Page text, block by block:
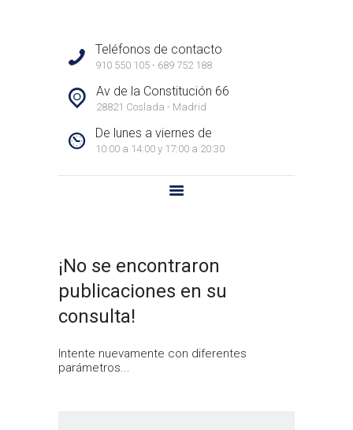
Teléfonos de contacto
910 550 105 - 689 752 188
Av de la Constitución 66
28821 Coslada - Madrid
De lunes a viernes de
10:00 a 14:00 y 17:00 a 20:30
HABICASA INMOBILIARIA
Habicasa Inmobiliaria – Inmobiliaria en Coslada. Gestionamos la venta y alquiler de
viviendas, garajes y locales. Inmobiliaria en Coslada. Cerca de ti.
RESEÑAS
¡No se encontraron
publicaciones en su
consulta!
Intente nuevamente con diferentes
parámetros...